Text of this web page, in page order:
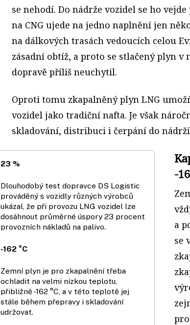
se nehodí. Do nádrže vozidel se ho
na CNG ujede na jedno naplnění jen
na dálkových trasách vedoucích celou
zásadní obtíž, a proto se stlačený plyn
dopravě příliš neuchytil.
Oproti tomu zkapalněný plyn LNG
vozidel jako tradiční nafta. Je však
skladování, distribuci i čerpání do
23 %
Dlouhodobý test dopravce DS Logistic
prováděný s vozidly různých výrobců
ukázal, že při provozu LNG vozidel lze
dosáhnout průměrné úspory 23 procent
provozních nákladů na palivo.
-162 °C
Zemní plyn je pro zkapalnění třeba
ochladit na velmi nízkou teplotu,
přibližně -162 °C, a v této teplotě jej
stále během přepravy i skladování
udržovat.
-
a
se